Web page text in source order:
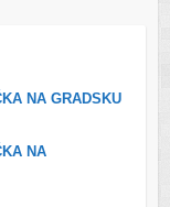
NA GRADSKU
NA